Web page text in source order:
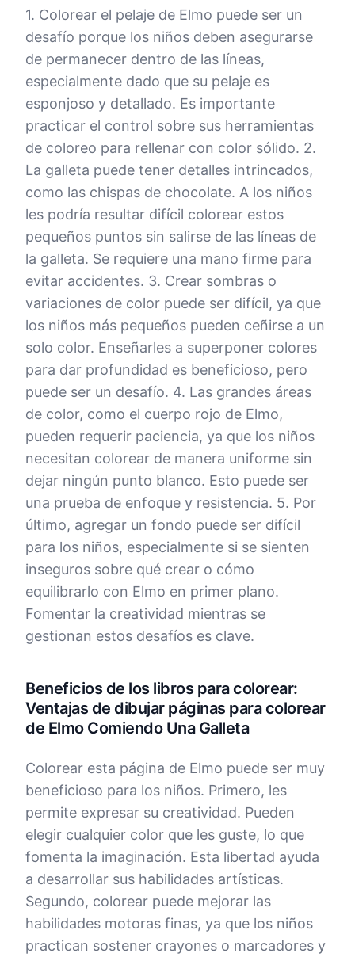
1. Colorear el pelaje de Elmo puede ser un
desafío porque los niños deben asegurarse
de permanecer dentro de las líneas,
especialmente dado que su pelaje es
esponjoso y detallado. Es importante
practicar el control sobre sus herramientas
de coloreo para rellenar con color sólido. 2.
La galleta puede tener detalles intrincados,
como las chispas de chocolate. A los niños
les podría resultar difícil colorear estos
pequeños puntos sin salirse de las líneas de
la galleta. Se requiere una mano firme para
evitar accidentes. 3. Crear sombras o
variaciones de color puede ser difícil, ya que
los niños más pequeños pueden ceñirse a un
solo color. Enseñarles a superponer colores
para dar profundidad es beneficioso, pero
puede ser un desafío. 4. Las grandes áreas
de color, como el cuerpo rojo de Elmo,
pueden requerir paciencia, ya que los niños
necesitan colorear de manera uniforme sin
dejar ningún punto blanco. Esto puede ser
una prueba de enfoque y resistencia. 5. Por
último, agregar un fondo puede ser difícil
para los niños, especialmente si se sienten
inseguros sobre qué crear o cómo
equilibrarlo con Elmo en primer plano.
Fomentar la creatividad mientras se
gestionan estos desafíos es clave.
Beneficios de los libros para colorear:
Ventajas de dibujar páginas para colorear
de Elmo Comiendo Una Galleta
Colorear esta página de Elmo puede ser muy
beneficioso para los niños. Primero, les
permite expresar su creatividad. Pueden
elegir cualquier color que les guste, lo que
fomenta la imaginación. Esta libertad ayuda
a desarrollar sus habilidades artísticas.
Segundo, colorear puede mejorar las
habilidades motoras finas, ya que los niños
practican sostener crayones o marcadores y